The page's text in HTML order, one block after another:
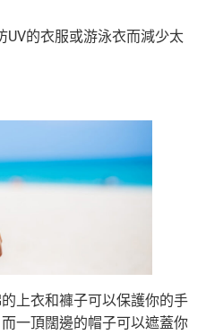
的衣服或游泳衣而減少太
上衣和褲子可以保護你的手
一頂闊邊的帽子可以遮蓋你